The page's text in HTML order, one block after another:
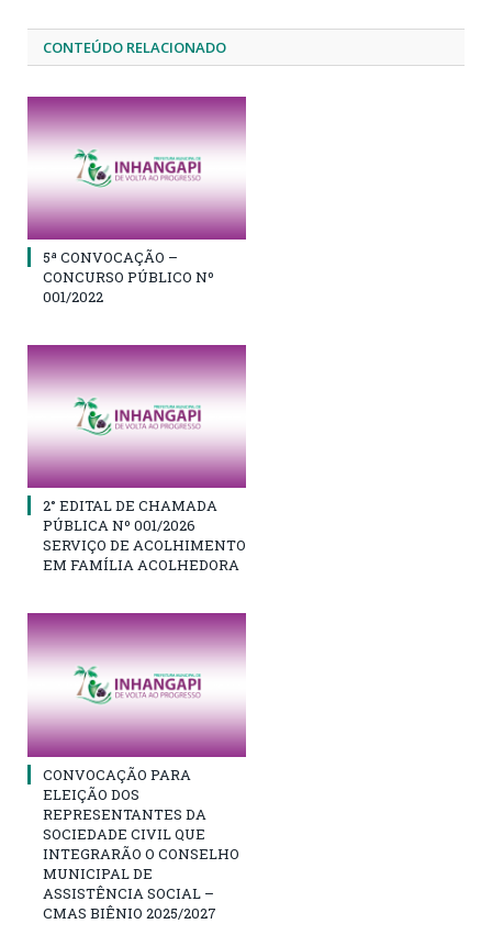
CONTEÚDO RELACIONADO
5ª CONVOCAÇÃO –
CONCURSO PÚBLICO Nº
001/2022
2° EDITAL DE CHAMADA
PÚBLICA Nº 001/2026
SERVIÇO DE ACOLHIMENTO
EM FAMÍLIA ACOLHEDORA
CONVOCAÇÃO PARA
ELEIÇÃO DOS
REPRESENTANTES DA
SOCIEDADE CIVIL QUE
INTEGRARÃO O CONSELHO
MUNICIPAL DE
ASSISTÊNCIA SOCIAL –
CMAS BIÊNIO 2025/2027